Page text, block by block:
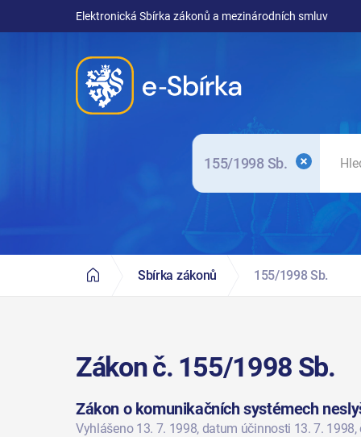
Elektronická Sbírka zákonů a mezinárodních smluv
155/1998 Sb.
Sbírka zákonů 155/1998 Sb.
Zákon č. 155/1998 Sb.
Zákon o komunikačních systémech
Vyhlášeno 13. 7. 1998, datum účinnosti 13. 7. 1998